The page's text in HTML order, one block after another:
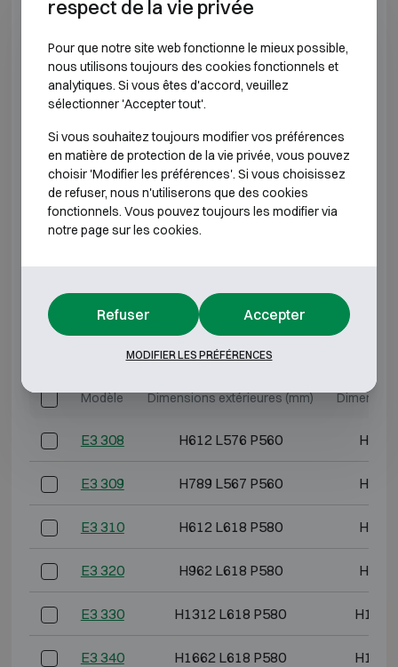
E2 320 H962 L618 P580
E2 330 H1312 L618 P580
E2 340 H1662 L618 P580
E2 350 H1912 L618 P580
E2 370 H1912 L832 P722
*Profondeur extérieure hors charnières, poignée ou
CLASSE ANTI-EFFRACTION 3 RÉSISTANCE AU
Modèle Dimensions extérieures (mm)
E3 308 H612 L576 P560 H493
E3 309 H789 L567 P560 H670
E3 310 H612 L618 P580 H493
E3 320 H962 L618 P580 H843
E3 330 H1312 L618 P580
E3 340 H1662 L618 P580
respect de la vie privée
Pour que notre site web fonctionne le mieux possible,
nous utilisons toujours des cookies fonctionnels et
analytiques. Si vous êtes d'accord, veuillez
sélectionner 'Accepter tout'.
Si vous souhaitez toujours modifier vos préférences
en matière de protection de la vie privée, vous pouvez
choisir 'Modifier les préférences'. Si vous choisissez
de refuser, nous n'utiliserons que des cookies
fonctionnels. Vous pouvez toujours les modifier via
notre page sur les cookies.
Refuser Accepter
MODIFIER LES PRÉFÉRENCES